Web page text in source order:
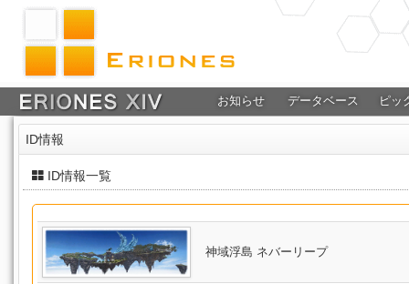
お知らせ データベース ピッ
ID情報
ID情報一覧
神域浮島 ネバーリープ